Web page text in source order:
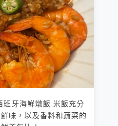
班牙海鮮燉飯 米飯充分
味，以及香料和蔬菜的